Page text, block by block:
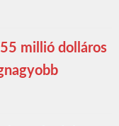
millió dolláros